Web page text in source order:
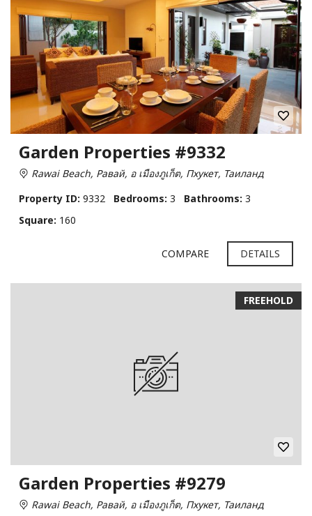
Garden Properties #9332
Rawai Beach, Равай, อ เมืองภูเก็ต, Пхукет, Таиланд
Property ID: 9332 Bedrooms: 3 Bathrooms: 3
Square: 160
COMPARE DETAILS
FREEHOLD
Garden Properties #9279
Rawai Beach, Равай, อ เมืองภูเก็ต, Пхукет, Таиланд